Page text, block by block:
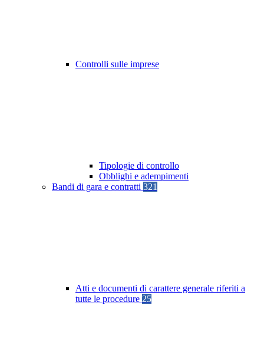
Controlli sulle imprese
Tipologie di controllo
Obblighi e adempimenti
Bandi di gara e contratti 321
Atti e documenti di carattere generale riferiti a
tutte le procedure 25